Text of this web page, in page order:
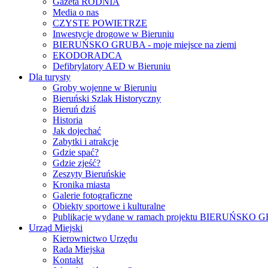
Media o nas
CZYSTE POWIETRZE
Inwestycje drogowe w Bieruniu
BIERUŃSKO GRUBA - moje miejsce na ziemi
EKODORADCA
Defibrylatory AED w Bieruniu
Dla turysty
Groby wojenne w Bieruniu
Bieruński Szlak Historyczny
Bieruń dziś
Historia
Jak dojechać
Zabytki i atrakcje
Gdzie spać?
Gdzie zjeść?
Zeszyty Bieruńskie
Kronika miasta
Galerie fotograficzne
Obiekty sportowe i kulturalne
Publikacje wydane w ramach projektu BIERUŃSKO
Urząd Miejski
Kierownictwo Urzędu
Rada Miejska
Kontakt